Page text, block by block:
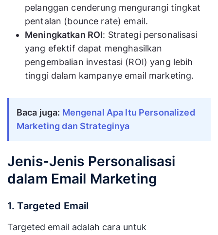
pelanggan cenderung mengurangi tingkat
pentalan (bounce rate) email.
Meningkatkan ROI: Strategi personalisasi
yang efektif dapat menghasilkan
pengembalian investasi (ROI) yang lebih
tinggi dalam kampanye email marketing.
Baca juga: Mengenal Apa Itu Personalized
Marketing dan Strateginya
Jenis-Jenis Personalisasi
dalam Email Marketing
1. Targeted Email
Targeted email adalah cara untuk